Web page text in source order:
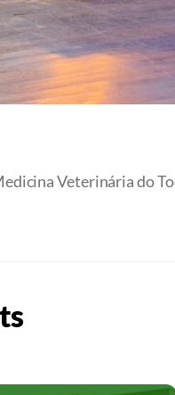
Veterinária do